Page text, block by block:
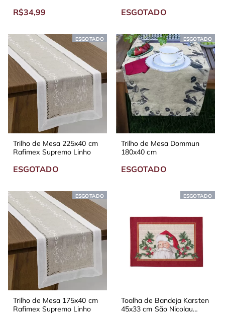
R$34,99 ESGOTADO
ESGOTADO
Trilho de Mesa 225x40 cm
Rafimex Supremo Linho
ESGOTADO
ESGOTADO
Trilho de Mesa Dommun
180x40 cm
ESGOTADO
ESGOTADO
Trilho de Mesa 175x40 cm
Rafimex Supremo Linho
ESGOTADO
Toalha de Bandeja Karsten
45x33 cm São Nicolau